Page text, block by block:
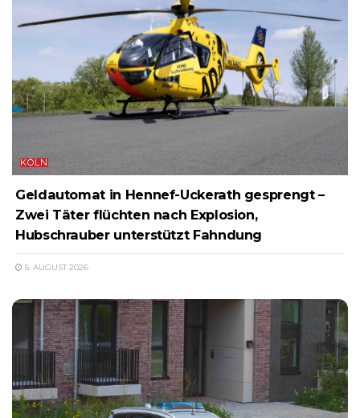
KÖLN
Geldautomat in Hennef-Uckerath gesprengt –
Zwei Täter flüchten nach Explosion,
Hubschrauber unterstützt Fahndung
5. AUGUST 2026